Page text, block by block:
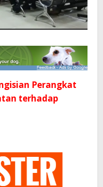
Perangkat
terhadap